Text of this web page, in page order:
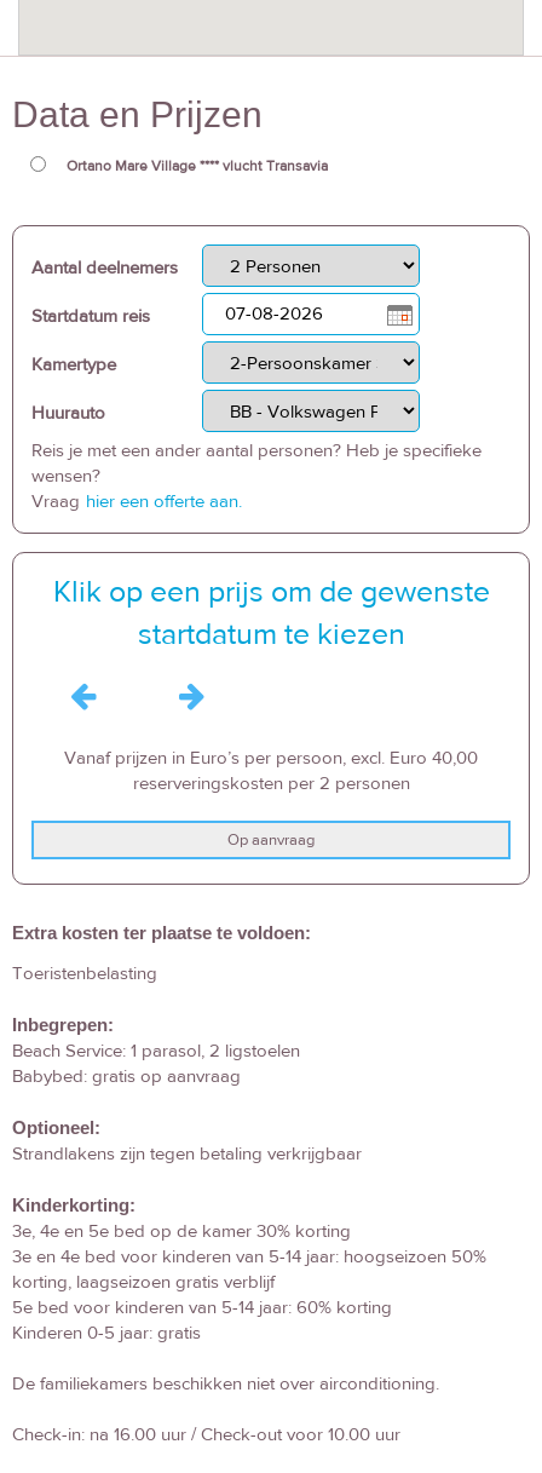
Data en Prijzen
Ortano Mare Village **** vlucht Transavia
Aantal deelnemers
Startdatum reis
Kamertype
Huurauto
Reis je met een ander aantal personen? Heb je specifieke
wensen?
Vraag hier een offerte aan.
Klik op een prijs om de gewenste
startdatum te kiezen
Vanaf prijzen in Euro’s per persoon, excl. Euro 40,00
reserveringskosten per 2 personen
Op aanvraag
Extra kosten ter plaatse te voldoen:
Toeristenbelasting
Inbegrepen:
Beach Service: 1 parasol, 2 ligstoelen
Babybed: gratis op aanvraag
Optioneel:
Strandlakens zijn tegen betaling verkrijgbaar
Kinderkorting:
3e, 4e en 5e bed op de kamer 30% korting
3e en 4e bed voor kinderen van 5-14 jaar: hoogseizoen 50%
korting, laagseizoen gratis verblijf
5e bed voor kinderen van 5-14 jaar: 60% korting
Kinderen 0-5 jaar: gratis
De familiekamers beschikken niet over airconditioning.
Check-in: na 16.00 uur / Check-out voor 10.00 uur